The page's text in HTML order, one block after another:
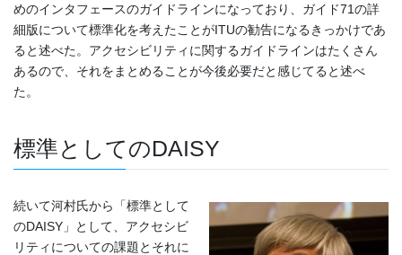
めのインタフェースのガイドラインになっており、ガイド71の詳
細版について標準化を考えたことがITUの勧告になるきっかけであ
ると述べた。アクセシビリティに関するガイドラインはたくさん
あるので、それをまとめることが今後必要だと感じてると述べ
た。
標準としてのDAISY
続いて河村氏から「標準として
のDAISY」として、アクセシビ
リティについての課題とそれに